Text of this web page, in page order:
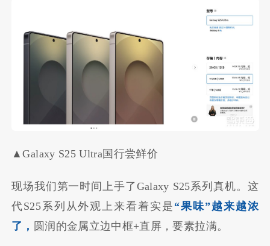
▲Galaxy S25 Ultra国行尝鲜价
现场我们第一时间上手了Galaxy S25系列真机。这
代S25系列从外观上来看着实是 “果味”越来越浓
了， 圆润的金属立边中框+直屏，要素拉满。